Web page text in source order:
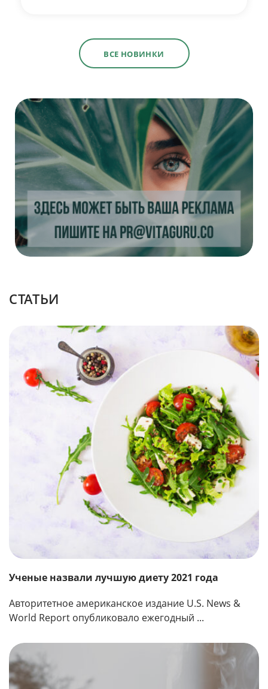
ВСЕ НОВИНКИ
CТАТЬИ
Ученые назвали лучшую диету 2021 года
Авторитетное американское издание U.S. News &
World Report опубликовало ежегодный ...